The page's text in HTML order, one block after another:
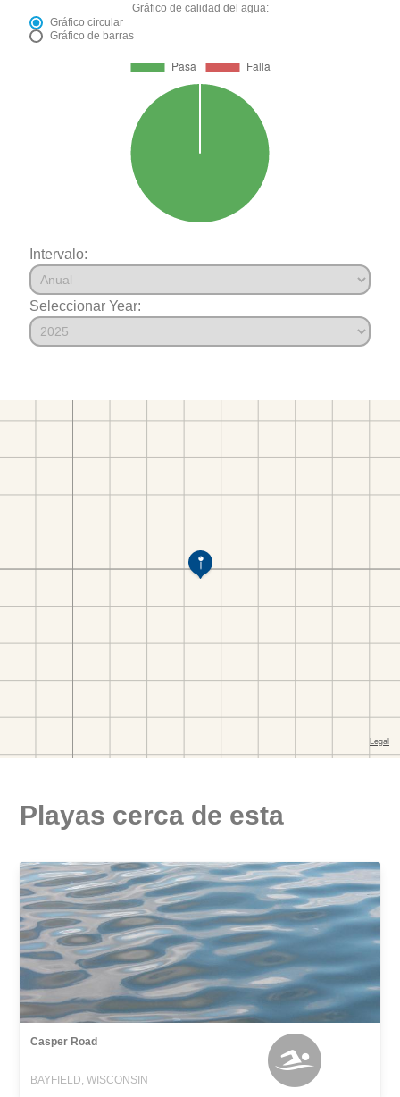
Gráfico de calidad del agua:
Gráfico circular
Gráfico de barras
Intervalo:
Seleccionar Year:
Playas cerca de esta
Casper Road
BAYFIELD, WISCONSIN